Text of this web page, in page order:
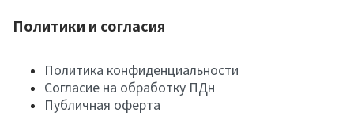
Политики и согласия
Политика конфиденциальности
Согласие на обработку ПДн
Публичная оферта